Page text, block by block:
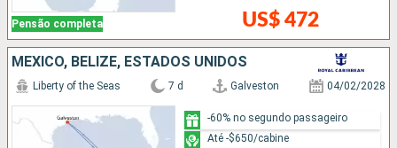
Pensão completa US$ 472
MÉXICO, BELIZE, ESTADOS UNIDOS
Liberty of the Seas 7 d Galveston 04/02/2028
-60% no segundo passageiro
Até -$650/cabine